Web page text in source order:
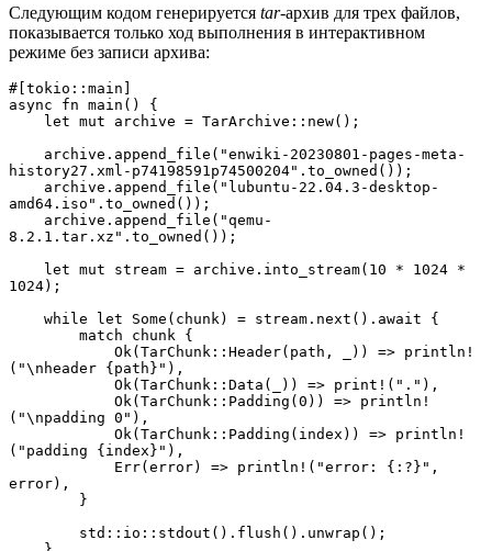
Следующим кодом генерируется tar-архив для трех файлов,
показывается только ход выполнения в интерактивном
режиме без записи архива:
#[tokio::main]
async fn main() {
    let mut archive = TarArchive::new();
history27.xml-p74198591p74500204".to_owned());
amd64.iso".to_owned());
8.2.1.tar.xz".to_owned());
1024);
    while let Some(chunk) = stream.next().await {
        match chunk {
("\nheader {path}"),
            Ok(TarChunk::Data(_)) => print!("."),
("\npadding 0"),
("padding {index}"),
error),
        }
        std::io::stdout().flush().unwrap();